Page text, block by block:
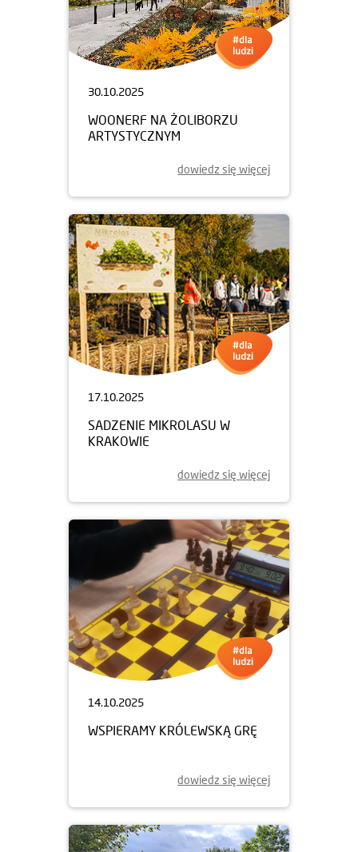
30.10.2025
WOONERF NA ŻOLIBORZU
ARTYSTYCZNYM
dowiedz się więcej
17.10.2025
SADZENIE MIKROLASU W
KRAKOWIE
dowiedz się więcej
14.10.2025
WSPIERAMY KRÓLEWSKĄ GRĘ
dowiedz się więcej